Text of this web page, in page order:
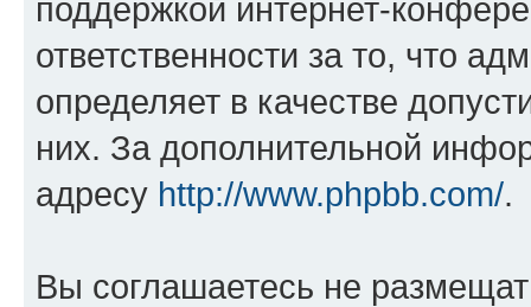
поддержкой интернет-
ответственности за то, что
определяет в качестве
них. За дополнительной
адресу http://www.phpbb.com/.
Вы соглашаетесь не